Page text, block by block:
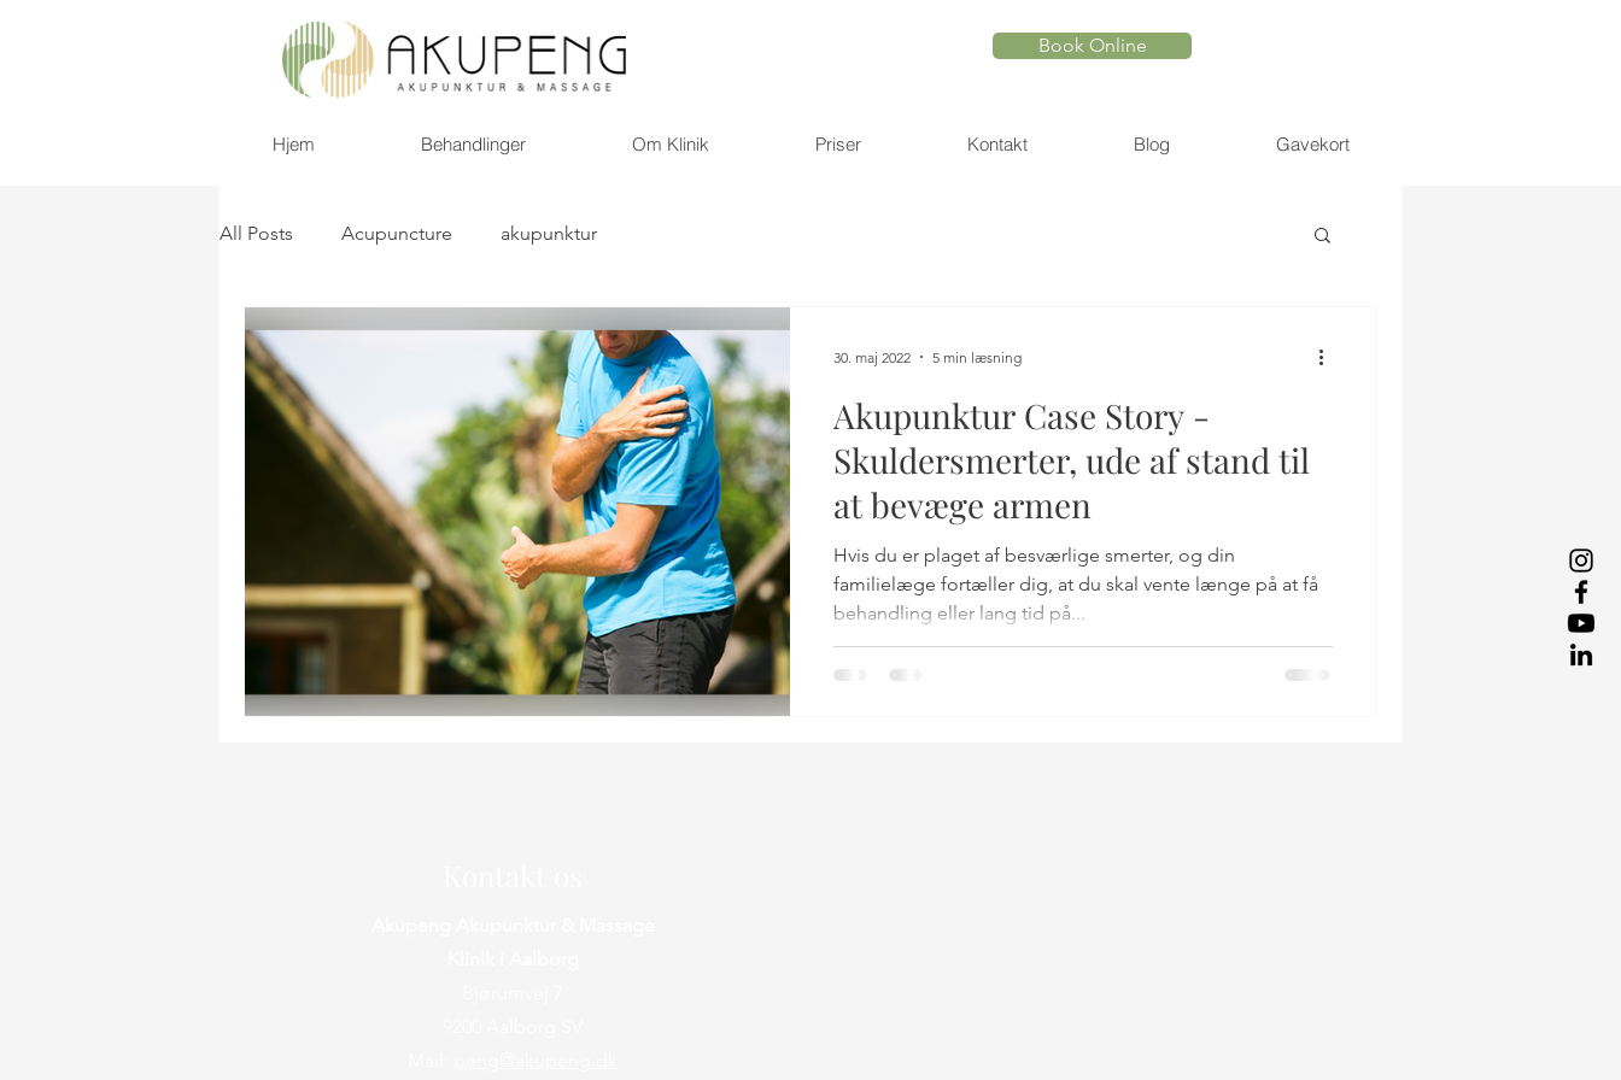
Book Online
Hjem Behandlinger Om Klinik Priser Kontakt Blog Gavekort
All Posts Acupuncture akupunktur
Akupunktur Case Story -
Skuldersmerter, ude af stand til
at bevæge armen
Hvis du er plaget af besværlige smerter, og din
familielæge fortæller dig, at du skal vente længe på at få
behandling eller lang tid på...
30. maj 2022 5 min læsning